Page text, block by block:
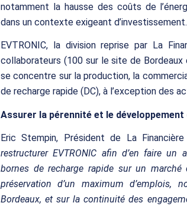
notamment la hausse des coûts de
dans un contexte exigeant d’investissement.
EVTRONIC, la division reprise par La
collaborateurs (100 sur le site de
se concentre sur la production, la
de recharge rapide (DC), à l’exception des
Assurer la pérennité et le développement
Eric Stempin, Président de La
restructurer EVTRONIC afin d’en faire
bornes de recharge rapide sur un
préservation d’un maximum
Bordeaux, et sur la continuité des